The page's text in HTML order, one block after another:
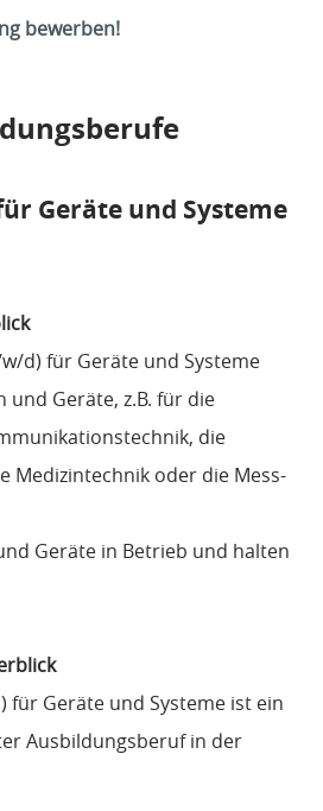
bewerben!
Geräte und Systeme
d) für Geräte und Systeme
Geräte, z.B. für die
die
Medizintechnik oder die Mess-
Geräte in Betrieb und halten
für Geräte und Systeme ist ein
Ausbildungsberuf in der